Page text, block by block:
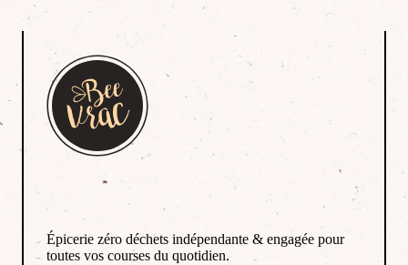
Épicerie zéro déchets indépendante & engagée pour
toutes vos courses du quotidien.